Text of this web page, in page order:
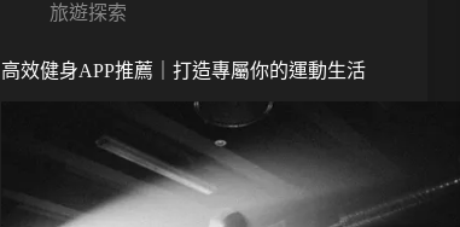
旅遊探索
高效健身APP推薦｜打造專屬你的運動生活